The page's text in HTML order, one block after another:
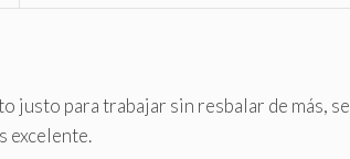
justo para trabajar sin resbalar de más, se
excelente.